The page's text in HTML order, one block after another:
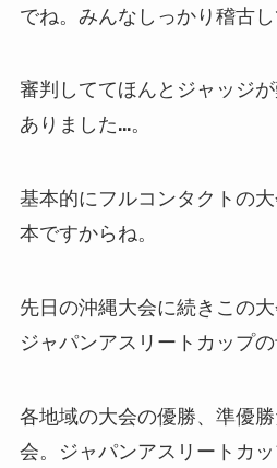
でね。みんなしっかり稽古し
審判しててほんとジャッジ
ありました…。
基本的にフルコンタクトの
本ですからね。
先日の沖縄大会に続きこの
ジャパンアスリートカップの
各地域の大会の優勝、準優
会。ジャパンアスリートカッ